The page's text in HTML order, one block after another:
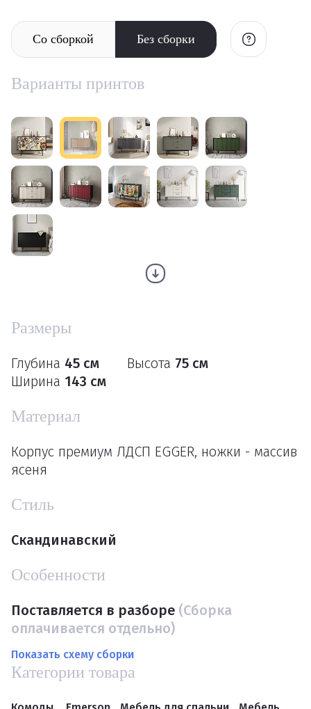
Со сборкой Без сборки
Варианты принтов
Размеры
Глубина 45 см Высота 75 см
Ширина 143 см
Материал
Корпус премиум ЛДСП EGGER, ножки - массив
ясеня
Стиль
Скандинавский
Особенности
Поставляется в разборе (Сборка
оплачивается отдельно)
Показать схему сборки
Категории товара